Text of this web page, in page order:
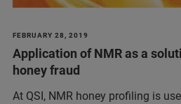
FEBRUARY 28, 2019
Application of NMR as a
honey fraud
At QSI, NMR honey profiling is